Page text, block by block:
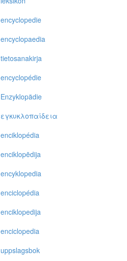
encyclopedie
encyclopaedia
tietosanakirja
encyclopédie
Enzyklopädie
εγκυκλoπαίδεια
enciklopédia
enciklopēdija
encyklopedia
enciclopédia
enciklopedija
enciclopedia
uppslagsbok